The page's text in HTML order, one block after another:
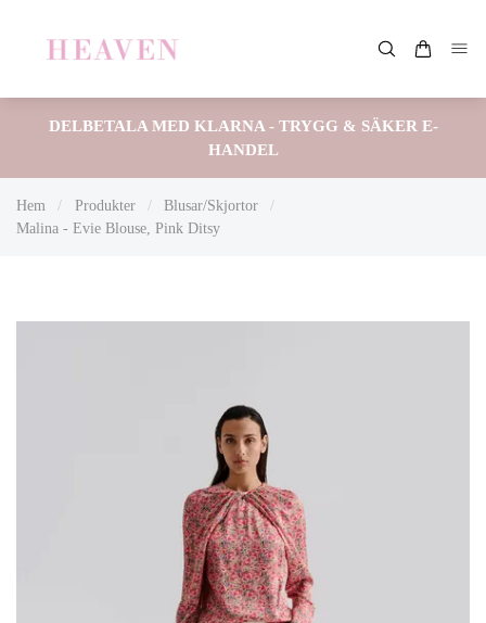
DELBETALA MED KLARNA - TRYGG & SÄKER E-
HANDEL
Hem / Produkter / Blusar/Skjortor
/
Malina - Evie Blouse, Pink Ditsy